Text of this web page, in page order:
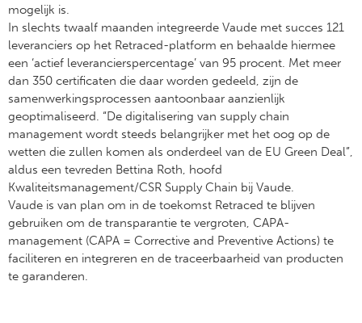
mogelijk is.
In slechts twaalf maanden integreerde Vaude met succes 121
leveranciers op het Retraced-platform en behaalde hiermee
een ‘actief leverancierspercentage’ van 95 procent. Met meer
dan 350 certificaten die daar worden gedeeld, zijn de
samenwerkingsprocessen aantoonbaar aanzienlijk
geoptimaliseerd. “De digitalisering van supply chain
management wordt steeds belangrijker met het oog op de
wetten die zullen komen als onderdeel van de EU Green Deal”,
aldus een tevreden Bettina Roth, hoofd
Kwaliteitsmanagement/CSR Supply Chain bij Vaude.
Vaude is van plan om in de toekomst Retraced te blijven
gebruiken om de transparantie te vergroten, CAPA-
management (CAPA = Corrective and Preventive Actions) te
faciliteren en integreren en de traceerbaarheid van producten
te garanderen.